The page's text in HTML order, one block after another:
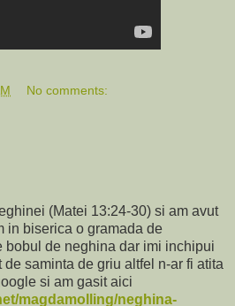
No comments:
(Matei 13:24-30) si am avut
in biserica o gramada de
bobul de neghina dar imi inchipui
saminta de griu altfel n-ar fi atita
si am gasit aici
magdamolling/neghina-